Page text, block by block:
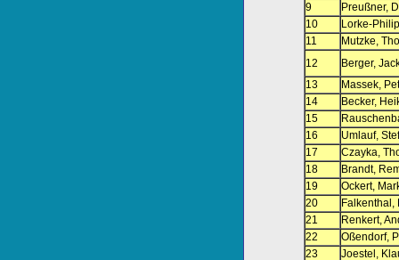
9
Preußner,
10
Lorke-
11
Mutzke,
12
Berger,
13
Massek,
14
Becker,
15
16
Umlauf,
17
Czayka,
18
Brandt,
19
Ockert,
20
Falkenthal,
21
Renkert,
22
Oßendorf,
23
Joestel,